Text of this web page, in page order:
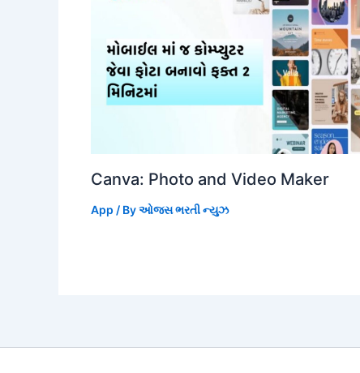
Canva: Photo and Video Maker
App / Byઓજસ ભરતી ન્યુઝ